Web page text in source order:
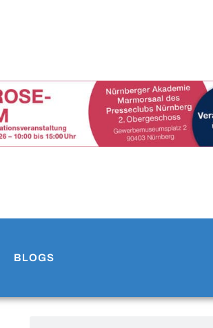
BLOGS